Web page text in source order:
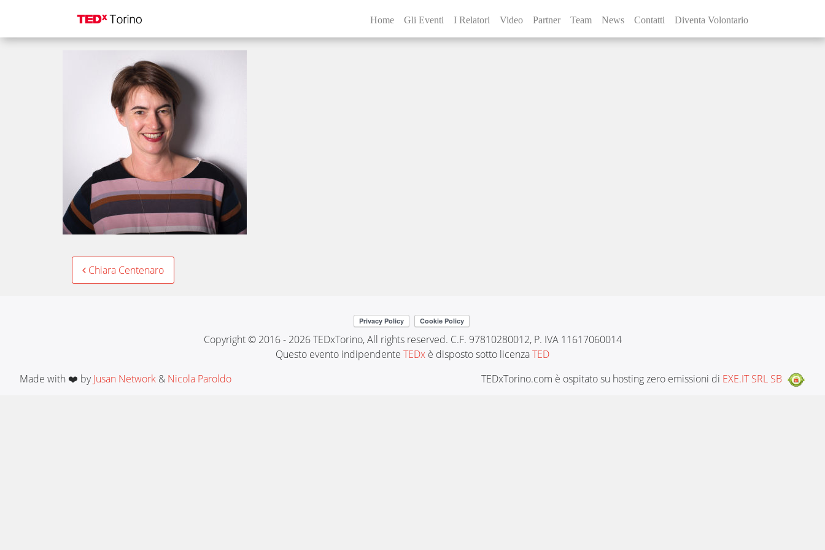
Home Gli Eventi I Relatori Video Partner Team News Contatti Diventa Volontario
Elena Fantozzi_4560
Post
Chiara Centenaro
Copyright © 2016 - 2026 TEDxTorino, All rights reserved. C.F. 97810280012, P. IVA 11617060014
Questo evento indipendente TEDx è disposto sotto licenzaTED
Made with ❤️ byJusan Network & Nicola Paroldo TEDxTorino.com è ospitato su hosting zero emissioni di EXE.IT SRL SB